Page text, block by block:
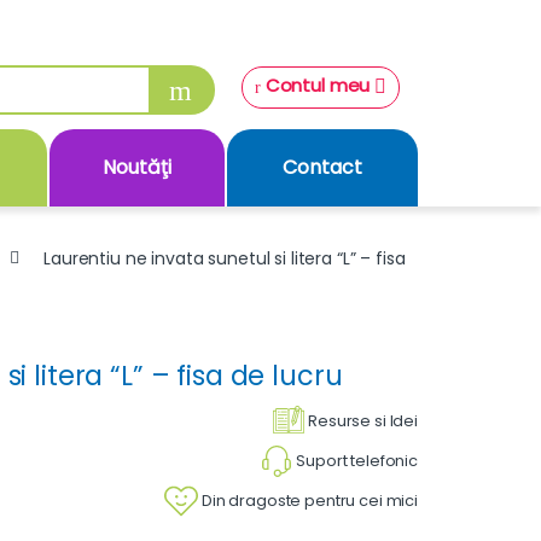
Contul meu
Noutăţi Contact
Laurentiu ne invata sunetul si litera “L” – fisa
litera “L” – fisa de lucru
Resurse si Idei
Suport telefonic
Din dragoste pentru cei mici